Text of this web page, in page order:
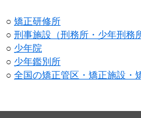
○ 矯正研修所
○ 刑事施設（刑務所・少年刑務
○ 少年院
○ 少年鑑別所
○ 全国の矯正管区・矯正施設・